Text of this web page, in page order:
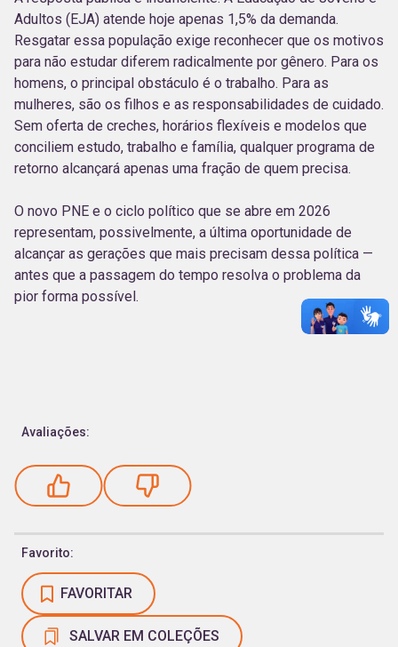
Adultos (EJA) atende hoje apenas 1,5% da demanda.
Resgatar essa população exige reconhecer que os motivos
para não estudar diferem radicalmente por gênero. Para os
homens, o principal obstáculo é o trabalho. Para as
mulheres, são os filhos e as responsabilidades de cuidado.
Sem oferta de creches, horários flexíveis e modelos que
conciliem estudo, trabalho e família, qualquer programa de
retorno alcançará apenas uma fração de quem precisa.
O novo PNE e o ciclo político que se abre em 2026
representam, possivelmente, a última oportunidade de
alcançar as gerações que mais precisam dessa política —
antes que a passagem do tempo resolva o problema da
pior forma possível.
Avaliações:
Favorito:
FAVORITAR
SALVAR EM COLEÇÕES